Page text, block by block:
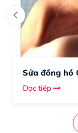
Sửa đồng hồ
Đọc tiếp